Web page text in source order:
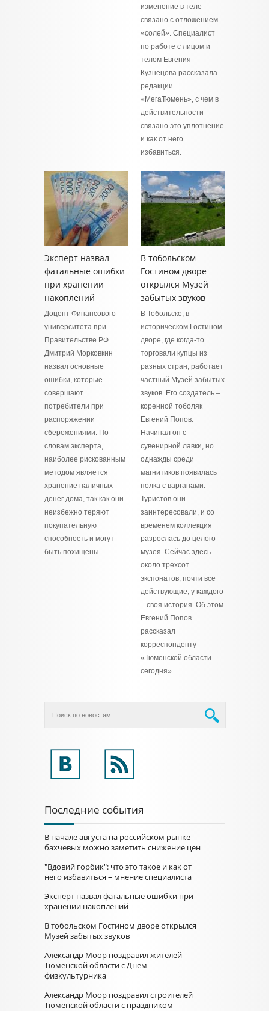
изменение в теле
связано с отложением
«солей». Специалист
по работе с лицом и
телом Евгения
Кузнецова рассказала
редакции
«МегаТюмень», с чем в
действительности
связано это уплотнение
и как от него
избавиться.
Эксперт назвал
фатальные ошибки
при хранении
накоплений
Доцент Финансового
университета при
Правительстве РФ
Дмитрий Морковкин
назвал основные
ошибки, которые
совершают
потребители при
распоряжении
сбережениями. По
словам эксперта,
наиболее рискованным
методом является
хранение наличных
денег дома, так как они
неизбежно теряют
покупательную
способность и могут
быть похищены.
В тобольском
Гостином дворе
открылся Музей
забытых звуков
В Тобольске, в
историческом Гостином
дворе, где когда-то
торговали купцы из
разных стран, работает
частный Музей забытых
звуков. Его создатель –
коренной тоболяк
Евгений Попов.
Начинал он с
сувенирной лавки, но
однажды среди
магнитиков появилась
полка с варганами.
Туристов они
заинтересовали, и со
временем коллекция
разрослась до целого
музея. Сейчас здесь
около трехсот
экспонатов, почти все
действующие, у каждого
– своя история. Об этом
Евгений Попов
рассказал
корреспонденту
«Тюменской области
сегодня».
Последние события
В начале августа на российском рынке
бахчевых можно заметить снижение цен
"Вдовий горбик": что это такое и как от
него избавиться – мнение специалиста
Эксперт назвал фатальные ошибки при
хранении накоплений
В тобольском Гостином дворе открылся
Музей забытых звуков
Александр Моор поздравил жителей
Тюменской области с Днем
физкультурника
Александр Моор поздравил строителей
Тюменской области с праздником